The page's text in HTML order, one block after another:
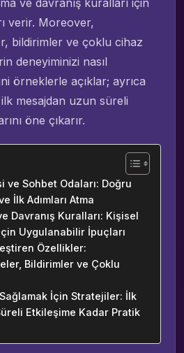
verir. Moreover,
bildirimler ve çoklu cihaz
deneyiminizi nasıl
örneklerle açıklar; ayrıca
ilk mesajdan uzun süreli
öne çıkarır.
ve Sohbet Odaları: Doğru
İlk Adımları Atma
Davranış Kuralları: Kişisel
Uygulanabilir İpuçları
Özellikler:
Bildirimler ve Çoklu
Sağlamak İçin Stratejiler: İlk
Etkileşime Kadar Pratik